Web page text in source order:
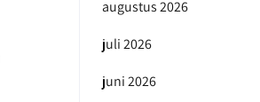
augustus 2026
juli 2026
juni 2026